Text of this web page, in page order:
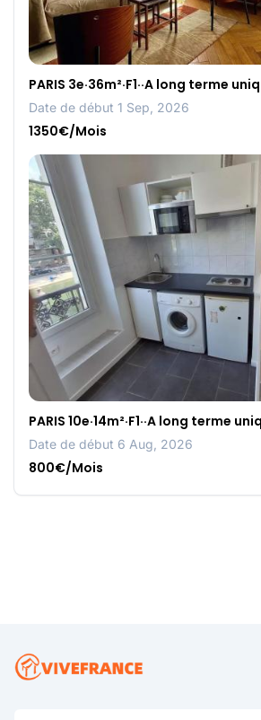
PARIS 3e·36m²·F1··A long terme
Date de début 1 Sep, 2026
1350€/Mois
PARIS 10e·14m²·F1··A long terme
Date de début 6 Aug, 2026
800€/Mois